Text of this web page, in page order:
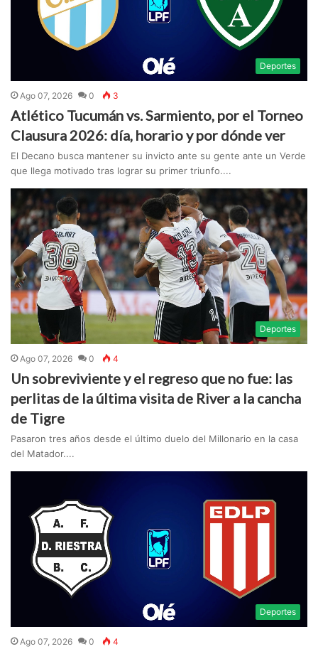
Deportes
Ago 07, 2026 0 3
Atlético Tucumán vs. Sarmiento, por el Torneo
Clausura 2026: día, horario y por dónde ver
El Decano busca mantener su invicto ante su gente ante un Verde
que llega motivado tras lograr su primer triunfo....
Deportes
Ago 07, 2026 0 4
Un sobreviviente y el regreso que no fue: las
perlitas de la última visita de River a la cancha
de Tigre
Pasaron tres años desde el último duelo del Millonario en la casa
del Matador....
Deportes
Ago 07, 2026 0 4